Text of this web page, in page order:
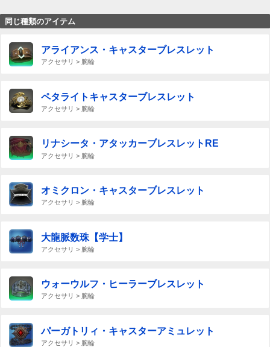
同じ種類のアイテム
アライアンス・キャスターブレスレット
アクセサリ > 腕輪
ペタライトキャスターブレスレット
アクセサリ > 腕輪
リナシータ・アタッカーブレスレットRE
アクセサリ > 腕輪
オミクロン・キャスターブレスレット
アクセサリ > 腕輪
大龍脈数珠【学士】
アクセサリ > 腕輪
ウォーウルフ・ヒーラーブレスレット
アクセサリ > 腕輪
パーガトリィ・キャスターアミュレット
アクセサリ > 腕輪